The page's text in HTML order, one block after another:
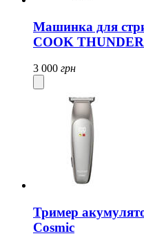
Машинка для
COOK THUNDER
3 000 грн
Тример
Cosmic